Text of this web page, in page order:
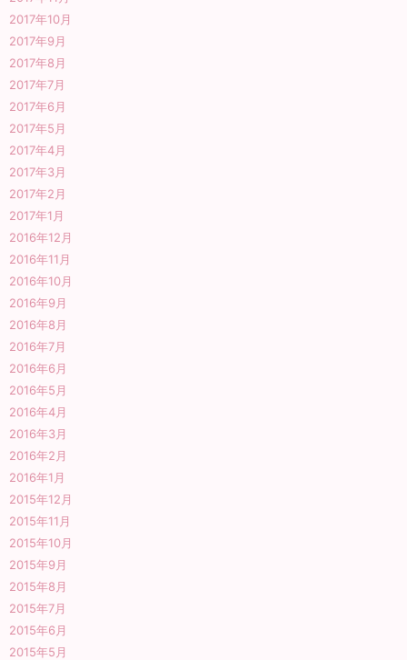
2017年10月
2017年9月
2017年8月
2017年7月
2017年6月
2017年5月
2017年4月
2017年3月
2017年2月
2017年1月
2016年12月
2016年11月
2016年10月
2016年9月
2016年8月
2016年7月
2016年6月
2016年5月
2016年4月
2016年3月
2016年2月
2016年1月
2015年12月
2015年11月
2015年10月
2015年9月
2015年8月
2015年7月
2015年6月
2015年5月